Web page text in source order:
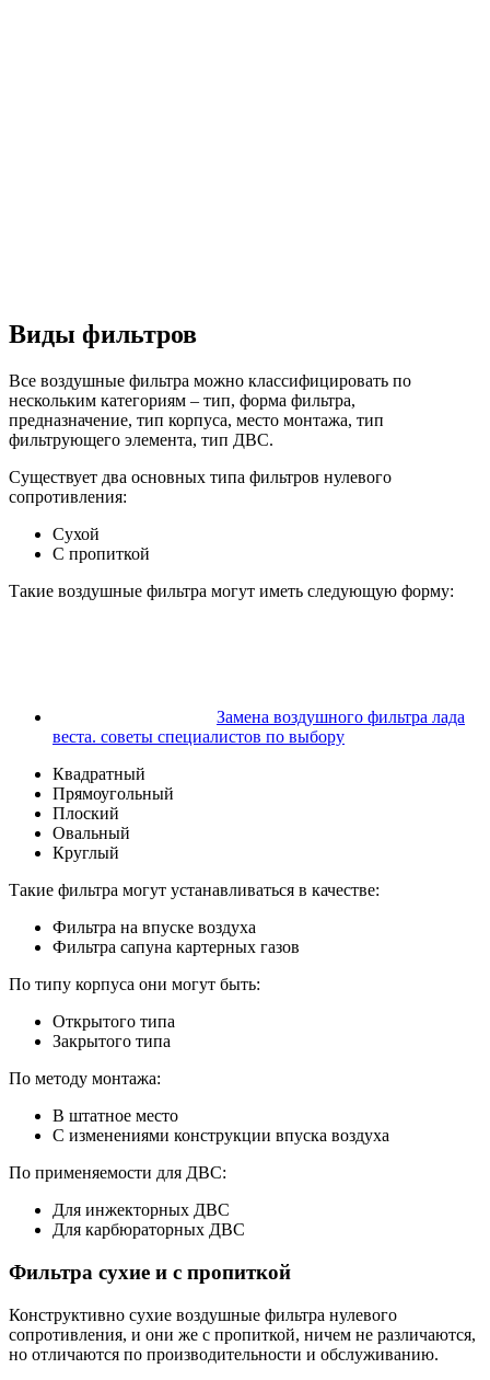
Виды фильтров
Все воздушные фильтра можно классифицировать по
нескольким категориям – тип, форма фильтра,
предназначение, тип корпуса, место монтажа, тип
фильтрующего элемента, тип ДВС.
Существует два основных типа фильтров нулевого
сопротивления:
Сухой
С пропиткой
Такие воздушные фильтра могут иметь следующую форму:
Замена воздушного фильтра лада
веста. советы специалистов по выбору
Квадратный
Прямоугольный
Плоский
Овальный
Круглый
Такие фильтра могут устанавливаться в качестве:
Фильтра на впуске воздуха
Фильтра сапуна картерных газов
По типу корпуса они могут быть:
Открытого типа
Закрытого типа
По методу монтажа:
В штатное место
С изменениями конструкции впуска воздуха
По применяемости для ДВС:
Для инжекторных ДВС
Для карбюраторных ДВС
Фильтра сухие и с пропиткой
Конструктивно сухие воздушные фильтра нулевого
сопротивления, и они же с пропиткой, ничем не различаются,
но отличаются по производительности и обслуживанию.